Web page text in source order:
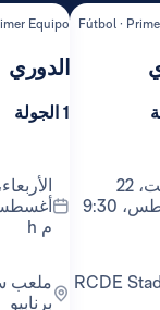
Fútbol · Primer Equipo
الدوري
1 الجولة
الأربعاء، 26
أغسطس، 9:00
ملعب سانتياغو